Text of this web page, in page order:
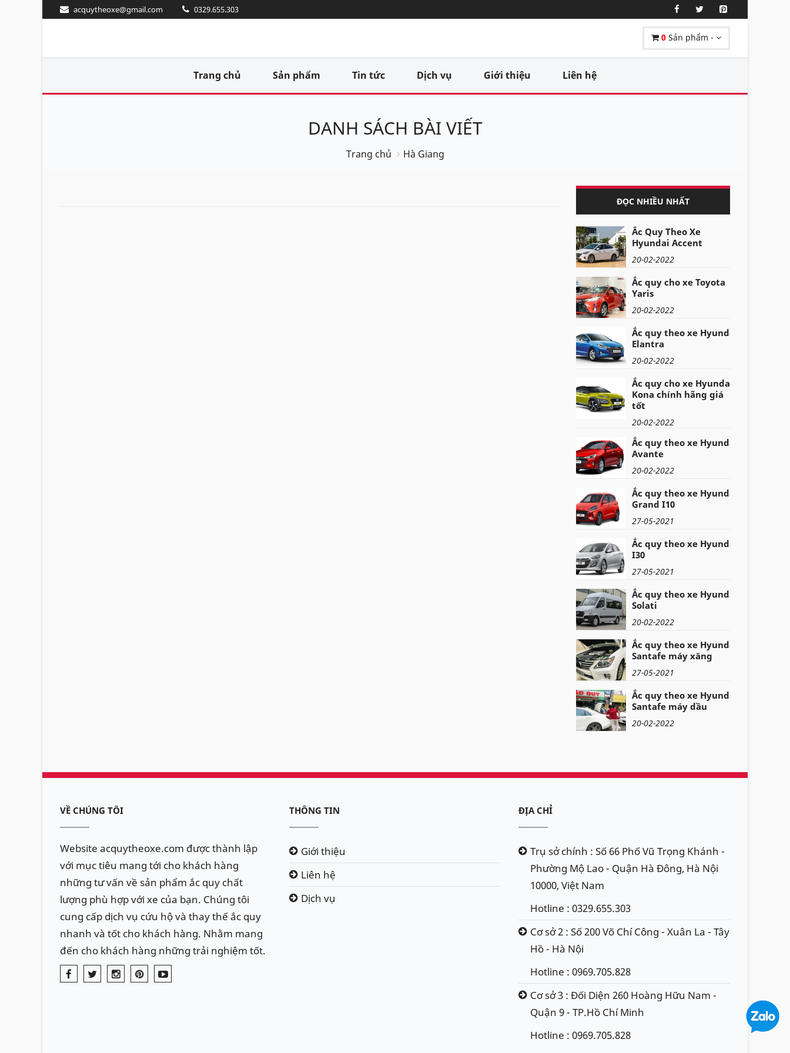
acquytheoxe@gmail.com 0329.655.303
0 Sản phẩm -
Trang chủ Sản phẩm Tin tức Dịch vụ Giới thiệu Liên hệ
DANH SÁCH BÀI VIẾT
Trang chủ Hà Giang
ĐỌC NHIỀU NHẤT
Ắc Quy Theo Xe
Hyundai Accent
20-02-2022
Ắc quy cho xe Toyota
Yaris
20-02-2022
Ắc quy theo xe Hyundai
Elantra
20-02-2022
Ắc quy cho xe Hyundai
Kona chính hãng giá
tốt
20-02-2022
Ắc quy theo xe Hyundai
Avante
20-02-2022
Ắc quy theo xe Hyundai
Grand I10
27-05-2021
Ắc quy theo xe Hyundai
I30
27-05-2021
Ắc quy theo xe Hyundai
Solati
20-02-2022
Ắc quy theo xe Hyundai
Santafe máy xăng
27-05-2021
Ắc quy theo xe Hyundai
Santafe máy dầu
20-02-2022
VỀ CHÚNG TÔI
Website acquytheoxe.com được thành lập
với mục tiêu mang tới cho khách hàng
những tư vấn về sản phẩm ắc quy chất
lượng phù hợp với xe của bạn. Chúng tôi
cung cấp dịch vụ cứu hộ và thay thế ắc quy
nhanh và tốt cho khách hàng. Nhằm mang
đến cho khách hàng những trải nghiệm tốt.
THÔNG TIN
Giới thiệu
Liên hệ
Dịch vụ
ĐỊA CHỈ
Trụ sở chính : Số 66 Phố Vũ Trọng Khánh -
Phường Mộ Lao - Quận Hà Đông, Hà Nội
10000, Việt Nam
Hotline : 0329.655.303
Cơ sở 2 : Số 200 Võ Chí Công - Xuân La - Tây
Hồ - Hà Nội
Hotline : 0969.705.828
Cơ sở 3 : Đối Diện 260 Hoàng Hữu Nam -
Quận 9 - TP.Hồ Chí Minh
Hotline : 0969.705.828